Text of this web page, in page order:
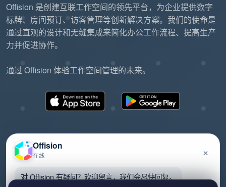
Offision 是创建互联工作空间的领先平台，为企业提供数字
标牌、房间预订、访客管理等创新解决方案。我们的使命是
通过直观的设计和无缝集成来简化办公工作流程、提高生产
力并促进协作。
通过 Offision 体验工作空间管理的未来。
隐私政策服务条款EULA
Offision
在线 ×
对 Offision 有疑问？欢迎留言，我们会尽快回复。